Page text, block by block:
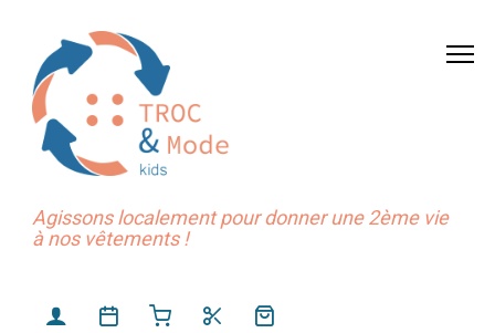
Agissons localement pour donner une 2ème vie
à nos vêtements !